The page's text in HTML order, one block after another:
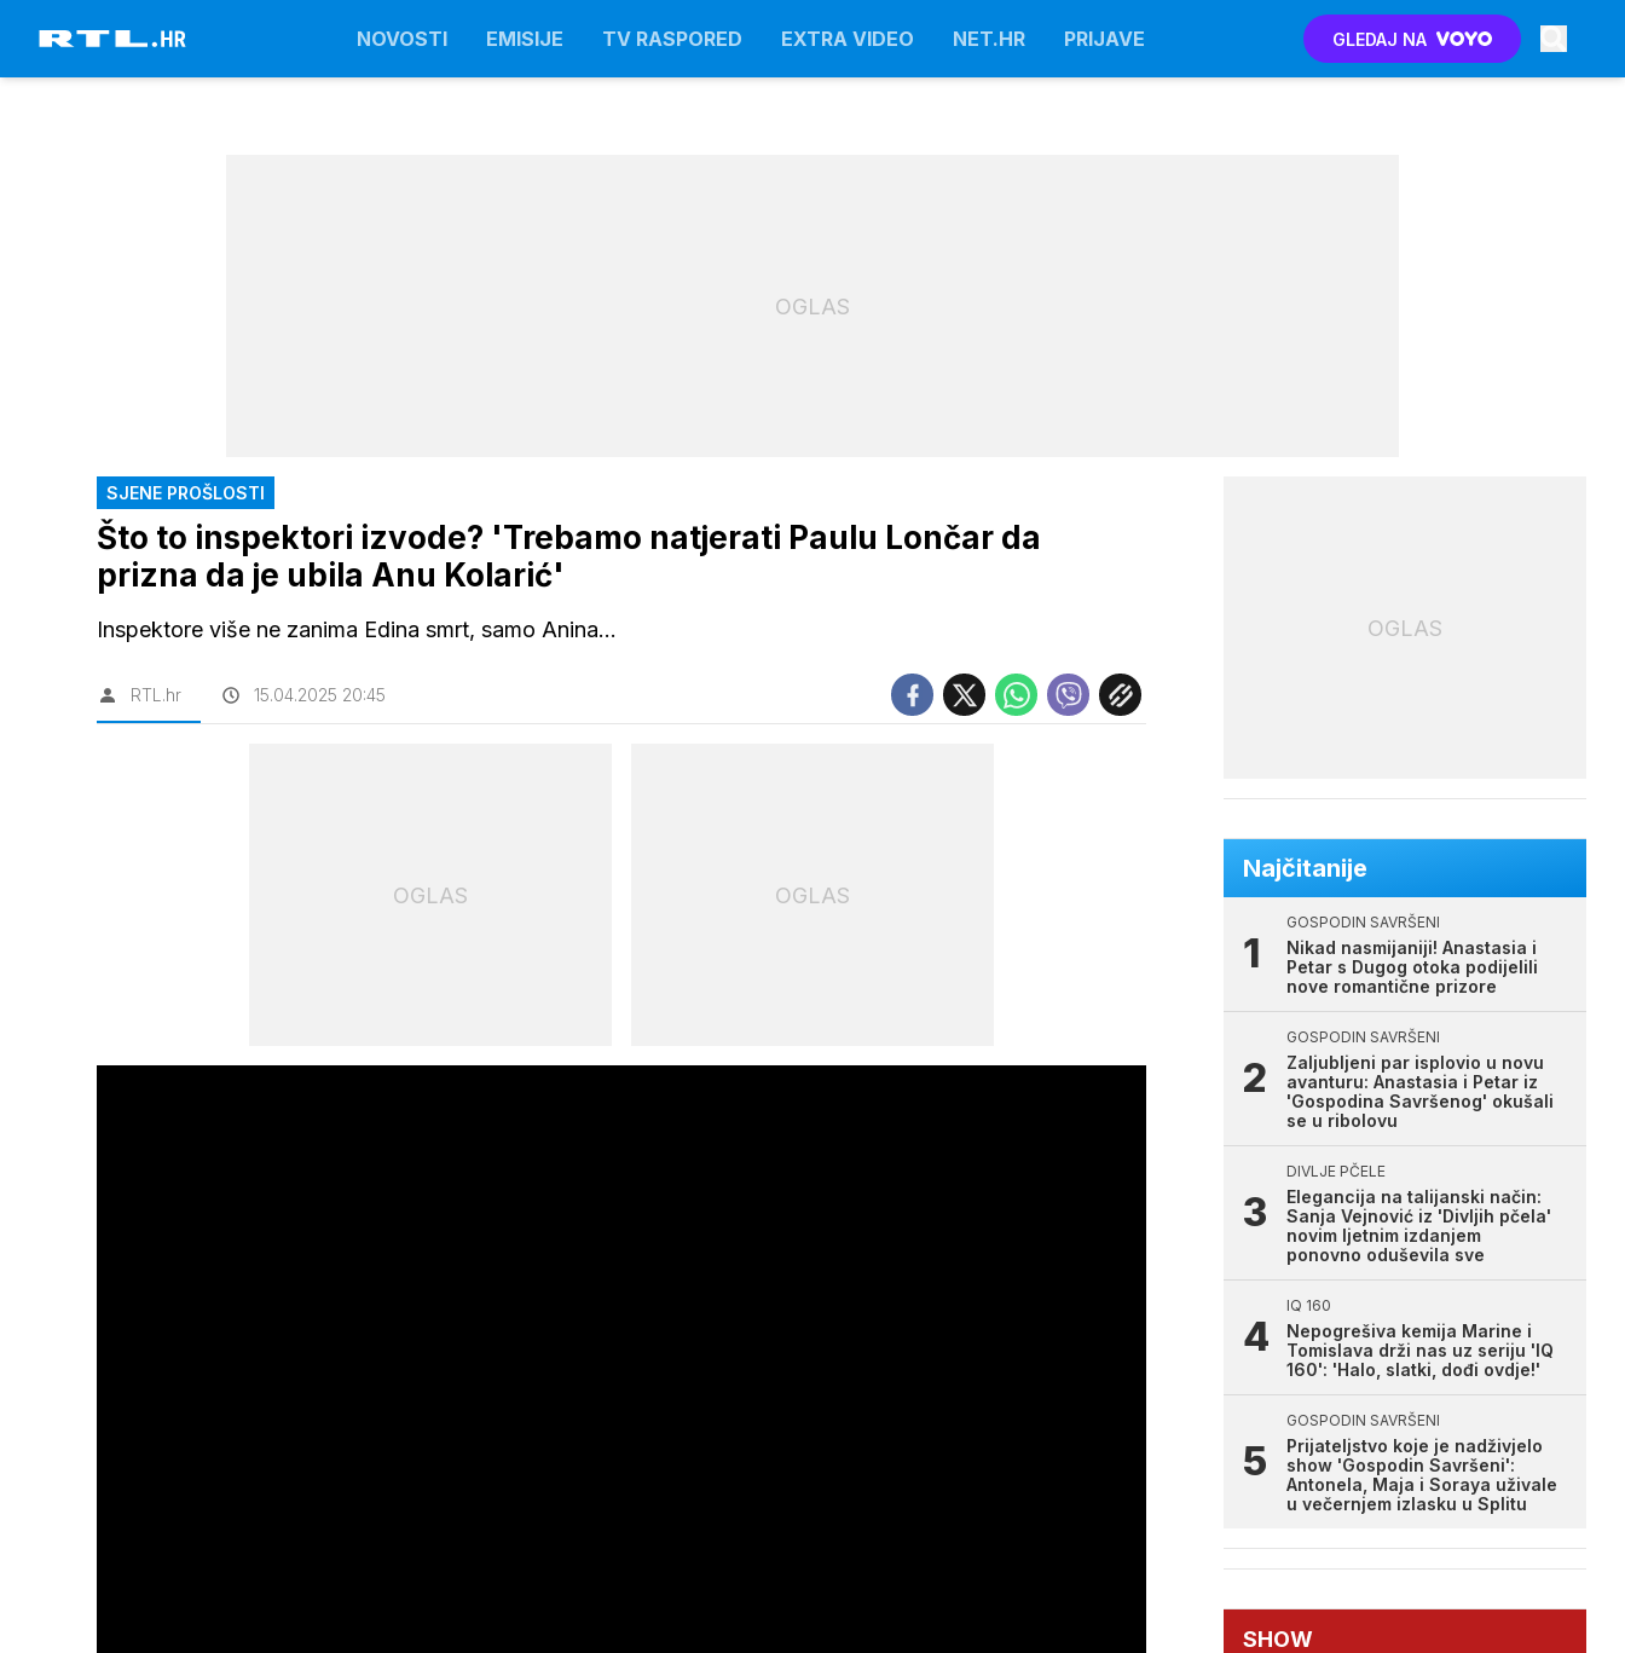
NOVOSTI EMISIJE TV RASPORED EXTRA VIDEO NET.HR PRIJAVE GLEDAJ NA
OGLAS
SJENE PROŠLOSTI
Što to inspektori izvode? 'Trebamo natjerati Paulu Lončar da
prizna da je ubila Anu Kolarić'
Inspektore više ne zanima Edina smrt, samo Anina...
RTL.hr 15.04.2025 20:45
OGLAS OGLAS
OGLAS
Najčitanije
GOSPODIN SAVRŠENI
Nikad nasmijaniji! Anastasia i
Petar s Dugog otoka podijelili
nove romantične prizore
GOSPODIN SAVRŠENI
Zaljubljeni par isplovio u novu
avanturu: Anastasia i Petar iz
'Gospodina Savršenog' okušali
se u ribolovu
DIVLJE PČELE
Elegancija na talijanski način:
Sanja Vejnović iz 'Divljih pčela'
novim ljetnim izdanjem
ponovno oduševila sve
IQ 160
Nepogrešiva kemija Marine i
Tomislava drži nas uz seriju 'IQ
160': 'Halo, slatki, dođi ovdje!'
GOSPODIN SAVRŠENI
Prijateljstvo koje je nadživjelo
show 'Gospodin Savršeni':
Antonela, Maja i Soraya uživale
u večernjem izlasku u Splitu
SHOW